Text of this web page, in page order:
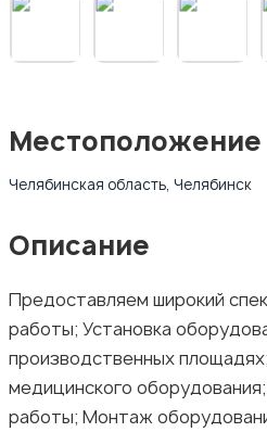
Местоположение
Челябинская область, Челябинск
Описание
Предоставляем широкий
работы; Установка
производственных
медицинского
работы; Монтаж